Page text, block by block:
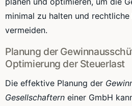
minimal zu halten und
vermeiden.
Planung der
Optimierung der Steuerlast
Die effektive Planung der
Gesellschaftern einer GmbH